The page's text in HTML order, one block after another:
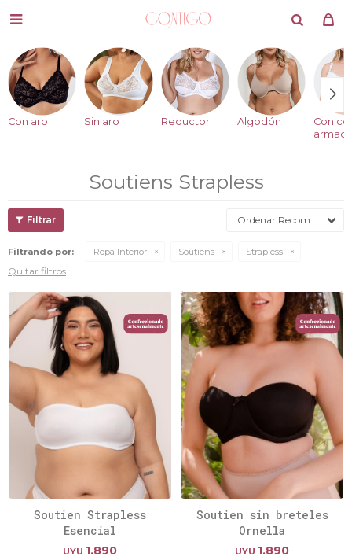

Con aro Sin aro Reductor Algodón
Con
Soutiens Strapless
Recomendados
Filtrando por: Ropa Interior Soutiens Strapless
Quitar filtros
Soutien Strapless
Esencial
UYU 1.890
Soutien sin breteles
Ornella
UYU 1.890